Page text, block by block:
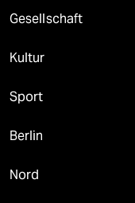
Gesellschaft
Kultur
Sport
Berlin
Nord